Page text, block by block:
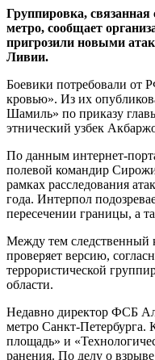
Группировка, связанная
метро, сообщает
пригрозили новыми
Ливии.
Боевики потребовали от
кровью». Из их
Шамиль» по приказу
этнический узбек
По данным интернет-
полевой командир
рамках расследования
года. Интерпол
пересечении границы, а
Между тем следственный
проверяет версию,
террористической
области.
Недавно директор ФСБ
метро Санкт-Петербурга.
площадь» и
ранения. По делу о